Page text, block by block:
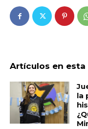
Artículos en esta
la